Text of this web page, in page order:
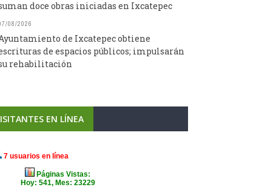
doce obras iniciadas en Ixcatepec
08/2026
de Ixcatepec obtiene
de espacios públicos; impulsarán
rehabilitación
EN LÍNEA